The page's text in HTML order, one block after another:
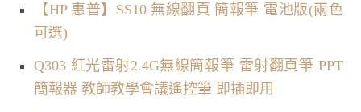
【HP 惠普】SS10 無線翻頁 簡報筆 電池版(兩色
可選)
Q303 紅光雷射2.4G無線簡報筆 雷射翻頁筆 PPT
簡報器 教師教學會議遙控筆 即插即用